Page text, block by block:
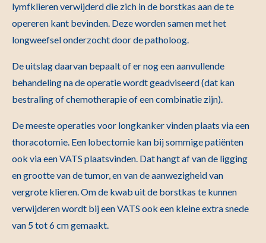
lymfklieren verwijderd die zich in de borstkas aan de te
opereren kant bevinden. Deze worden samen met het
longweefsel onderzocht door de patholoog.
De uitslag daarvan bepaalt of er nog een aanvullende
behandeling na de operatie wordt geadviseerd (dat kan
bestraling of chemotherapie of een combinatie zijn).
De meeste operaties voor longkanker vinden plaats via een
thoracotomie. Een lobectomie kan bij sommige patiënten
ook via een VATS plaatsvinden. Dat hangt af van de ligging
en grootte van de tumor, en van de aanwezigheid van
vergrote klieren. Om de kwab uit de borstkas te kunnen
verwijderen wordt bij een VATS ook een kleine extra snede
van 5 tot 6 cm gemaakt.